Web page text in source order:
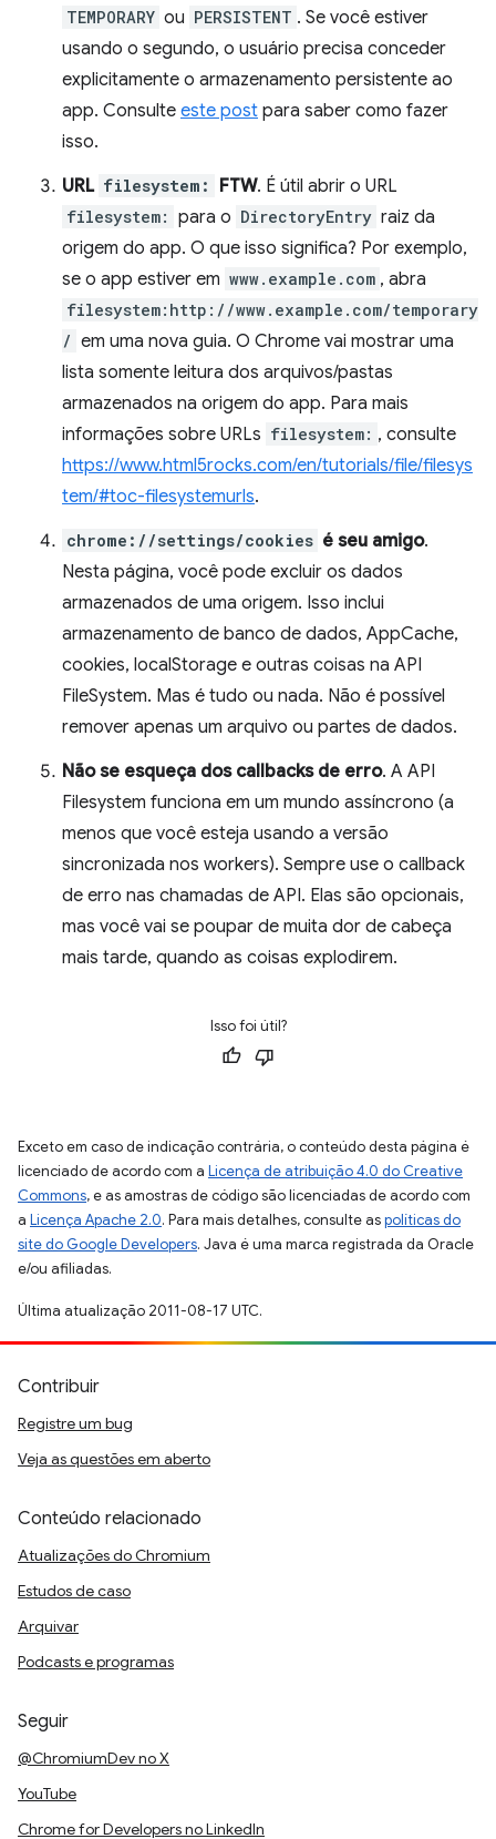
TEMPORARY ou PERSISTENT . Se você estiver
usando o segundo, o usuário precisa conceder
explicitamente o armazenamento persistente ao
app. Consulte este post para saber como fazer
isso.
URL filesystem: FTW. É útil abrir o URL
filesystem: para o DirectoryEntry raiz da
origem do app. O que isso significa? Por exemplo,
se o app estiver em www.example.com , abra
filesystem:http://www.example.com/temporary
/ em uma nova guia. O Chrome vai mostrar uma
lista somente leitura dos arquivos/pastas
armazenados na origem do app. Para mais
informações sobre URLs filesystem: , consulte
https://www.html5rocks.com/en/tutorials/file/filesys
tem/#toc-filesystemurls.
chrome://settings/cookies é seu amigo.
Nesta página, você pode excluir os dados
armazenados de uma origem. Isso inclui
armazenamento de banco de dados, AppCache,
cookies, localStorage e outras coisas na API
FileSystem. Mas é tudo ou nada. Não é possível
remover apenas um arquivo ou partes de dados.
Não se esqueça dos callbacks de erro. A API
Filesystem funciona em um mundo assíncrono (a
menos que você esteja usando a versão
sincronizada nos workers). Sempre use o callback
de erro nas chamadas de API. Elas são opcionais,
mas você vai se poupar de muita dor de cabeça
mais tarde, quando as coisas explodirem.
Isso foi útil?
Exceto em caso de indicação contrária, o conteúdo desta página é
licenciado de acordo com a Licença de atribuição 4.0 do Creative
Commons, e as amostras de código são licenciadas de acordo com
a Licença Apache 2.0. Para mais detalhes, consulte aspolíticas do
site do Google Developers. Java é uma marca registrada da Oracle
e/ou afiliadas.
Última atualização 2011-08-17 UTC.
Contribuir
Registre um bug
Veja as questões em aberto
Conteúdo relacionado
Atualizações do Chromium
Estudos de caso
Arquivar
Podcasts e programas
Seguir
@ChromiumDev no X
YouTube
Chrome for Developers no LinkedIn